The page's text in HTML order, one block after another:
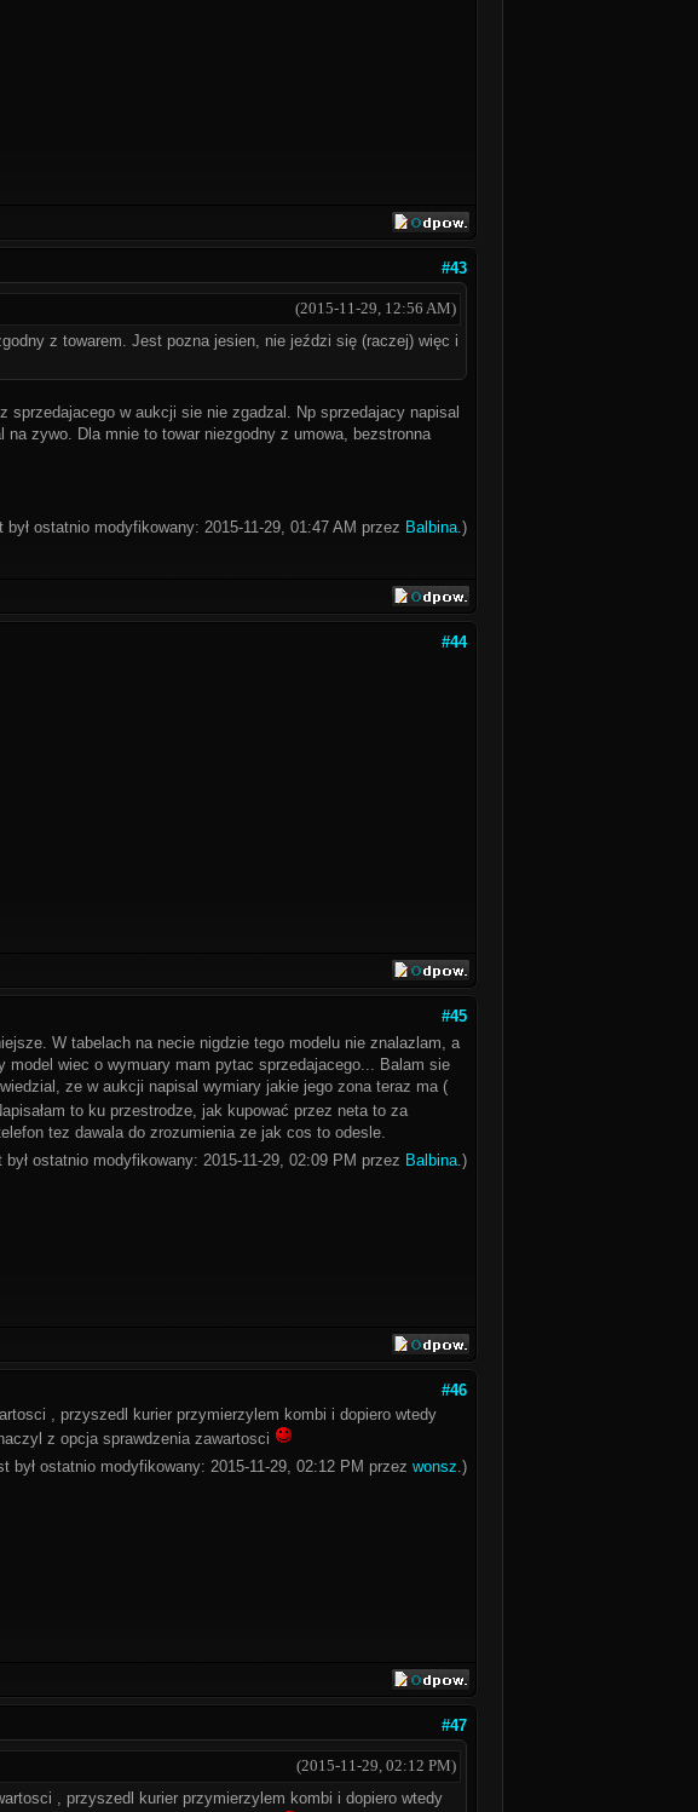
#43
(2015-11-29, 12:56 AM)
z towarem. Jest pozna jesien, nie jeździ się (raczej) więc i
w aukcji sie nie zgadzal. Np sprzedajacy napisal
zywo. Dla mnie to towar niezgodny z umowa, bezstronna
był ostatnio modyfikowany: 2015-11-29, 01:47 AM przez Balbina.)
#44
#45
W tabelach na necie nigdzie tego modelu nie znalazlam, a
model wiec o wymuary mam pytac sprzedajacego... Balam sie
ze w aukcji napisal wymiary jakie jego zona teraz ma (
to ku przestrodze, jak kupować przez neta to za
tez dawala do zrozumienia ze jak cos to odesle.
był ostatnio modyfikowany: 2015-11-29, 02:09 PM przez Balbina.)
#46
, przyszedl kurier przymierzylem kombi i dopiero wtedy
z opcja sprawdzenia zawartosci
był ostatnio modyfikowany: 2015-11-29, 02:12 PM przez wonsz.)
#47
(2015-11-29, 02:12 PM)
, przyszedl kurier przymierzylem kombi i dopiero wtedy